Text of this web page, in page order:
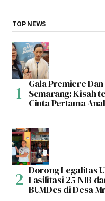
TOP NEWS
Gala Premiere
Semarang: Kisah
Cinta Pertama
Dorong Legalitas
Fasilitasi 25 NIB
BUMDes di Desa